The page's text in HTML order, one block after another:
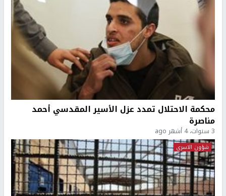
محكمة الاحتلال تمدد عزل الأسير المقدسي أحمد
مناصرة
3 سنوات، 4 أشهر ago
شؤون الاسرى